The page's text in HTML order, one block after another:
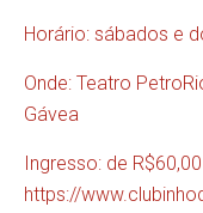
Horário: sábados e
Onde: Teatro
Gávea
Ingresso: de
https://